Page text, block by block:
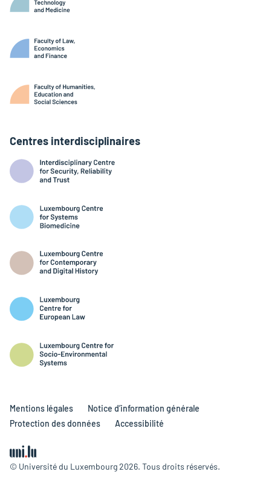
Centres interdisciplinaires
© Université du Luxembourg 2026. Tous droits réservés.
Mentions légales
Notice d’information générale
Protection des données
Accessibilité